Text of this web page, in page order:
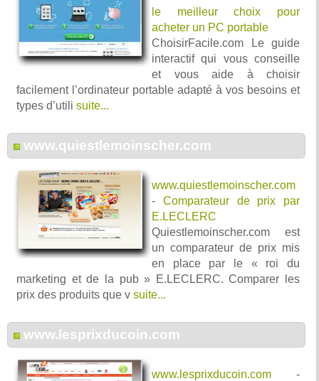
le meilleur choix pour
acheter un PC portable
ChoisirFacile.com Le guide
interactif qui vous conseille
et vous aide à choisir
facilement l’ordinateur portable adapté à vos besoins et
types d’utili suite...
www.quiestlemoinscher.com
www.quiestlemoinscher.com
- Comparateur de prix par
E.LECLERC
Quiestlemoinscher.com est
un comparateur de prix mis
en place par le « roi du
marketing et de la pub » E.LECLERC. Comparer les
prix des produits que v suite...
www.lesprixducoin.com
www.lesprixducoin.com -